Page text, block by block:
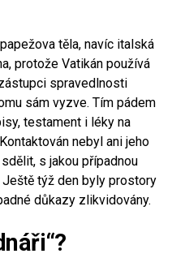
těla, navíc italská
protože Vatikán používá
spravedlnosti
sám vyzve. Tím pádem
testament i léky na
nebyl ani jeho
s jakou případnou
týž den byly prostory
důkazy zlikvidovány.